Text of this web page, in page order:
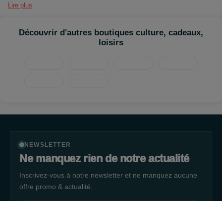
Lire plus
Découvrir d'autres boutiques culture, cadeaux,
loisirs
NEWSLETTER
Ne manquez rien de notre actualité
Inscrivez-vous à notre newsletter et ne manquez aucune
offre promo & actualité.